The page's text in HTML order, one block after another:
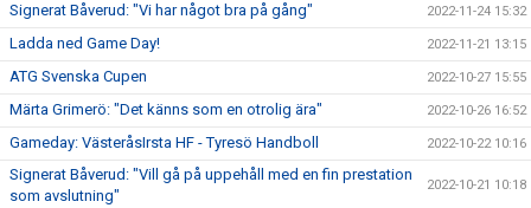
Signerat Båverud: "Vi har något bra på gång" 2022-11-24 15:32
Ladda ned Game Day! 2022-11-21 13:15
ATG Svenska Cupen 2022-10-27 15:55
Märta Grimerö: "Det känns som en otrolig ära" 2022-10-26 16:52
Gameday: VästeråsIrsta HF - Tyresö Handboll 2022-10-22 10:16
Signerat Båverud: "Vill gå på uppehåll med en fin prestation
som avslutning"
2022-10-21 10:18